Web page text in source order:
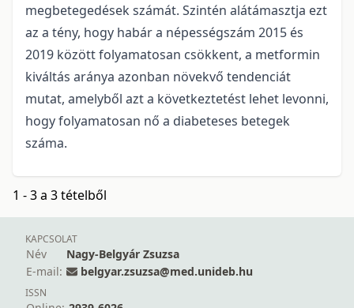
megbetegedések számát. Szintén alátámasztja ezt
az a tény, hogy habár a népességszám 2015 és
2019 között folyamatosan csökkent, a metformin
kiváltás aránya azonban növekvő tendenciát
mutat, amelyből azt a következtetést lehet levonni,
hogy folyamatosan nő a diabeteses betegek
száma.
1 - 3 a 3 tételből
KAPCSOLAT
Név
Nagy-Belgyár Zsuzsa
E-mail:
belgyar.zsuzsa@med.unideb.hu
ISSN